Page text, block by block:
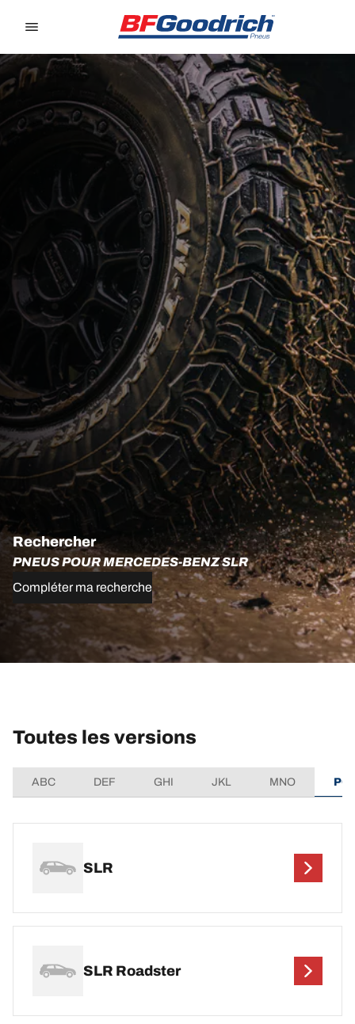
Rechercher
PNEUS POUR MERCEDES-BENZ SLR
Compléter ma recherche
Toutes les versions
ABC DEF GHI JKL MNO
SLR
SLR Roadster